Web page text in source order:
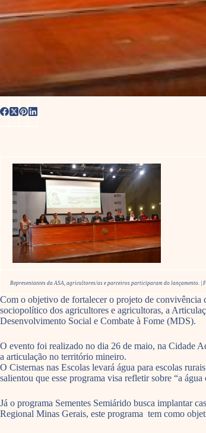
Representantes da ASA, agricultores/as e parceiros participaram do lançamento. |
Com o objetivo de fortalecer o projeto de convivência
sociopolítico dos agricultores e agricultoras, a
Desenvolvimento Social e Combate à Fome (MDS).
O evento foi realizado no dia 26 de maio, na Cidade
a articulação no território mineiro.
O Cisternas nas Escolas levará água para escolas
salientou que esse programa visa refletir sobre “a água
Já o programa Sementes Semiárido busca implantar
Regional Minas Gerais, este programa tem como